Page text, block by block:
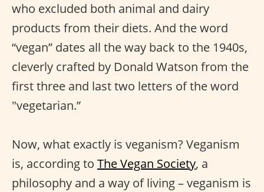
who excluded both animal and dairy
products from their diets. And the word
“vegan” dates all the way back to the 1940s,
cleverly crafted by Donald Watson from the
first three and last two letters of the word
"vegetarian.”
Now, what exactly is veganism? Veganism
is, according to The Vegan Society, a
philosophy and a way of living – veganism is